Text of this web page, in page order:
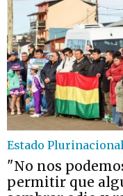
Estado
"No nos
permitir que